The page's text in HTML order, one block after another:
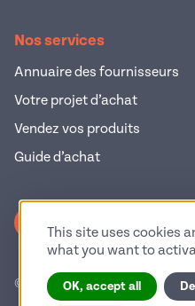
Nos services
Annuaire des fournisseurs
Votre projet d’achat
Vendez vos produits
Guide d’achat
S'inscrire
© 2026 Pop Industrie – Tous
This site uses cookies
what you want to
OK, accept all